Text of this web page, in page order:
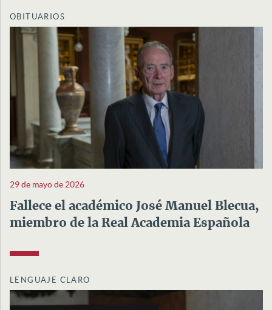
OBITUARIOS
29 de mayo de 2026
Fallece el académico José Manuel Blecua,
miembro de la Real Academia Española
LENGUAJE CLARO